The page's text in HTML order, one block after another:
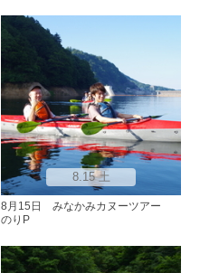
8.15 土
8月15日 みなかみカヌーツアー
のりP